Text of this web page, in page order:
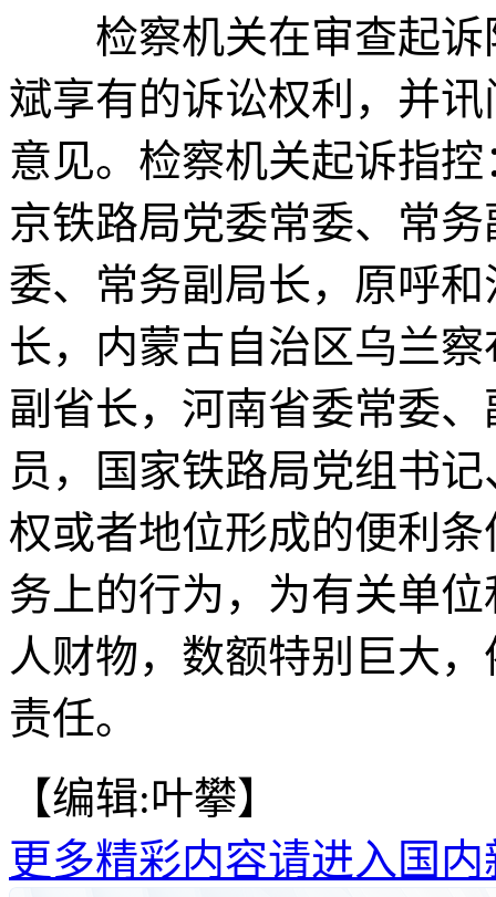
检察机关在审查起诉
斌享有的诉讼权利，并
意见。检察机关起诉指
京铁路局党委常委、常
委、常务副局长，原呼
长，内蒙古自治区乌兰
副省长，河南省委常委
员，国家铁路局党组书
权或者地位形成的便利
务上的行为，为有关单
人财物，数额特别巨大
责任。
【编辑:叶攀】
更多精彩内容请进入国内